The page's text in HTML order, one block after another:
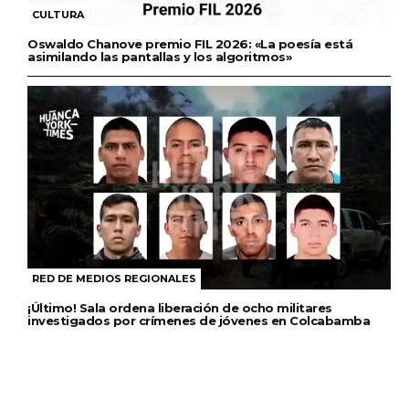
CULTURA
Oswaldo Chanove premio FIL 2026: «La poesía está
asimilando las pantallas y los algoritmos»
RED DE MEDIOS REGIONALES
¡Último! Sala ordena liberación de ocho militares
investigados por crímenes de jóvenes en Colcabamba